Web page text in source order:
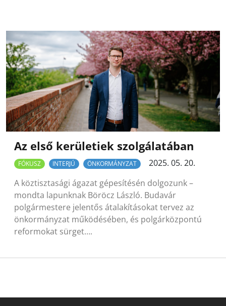
Az első kerületiek szolgálatában
FÓKUSZ INTERJÚ ÖNKORMÁNYZAT
2025. 05. 20.
A köztisztasági ágazat gépesítésén dolgozunk –
mondta lapunknak Böröcz László. Budavár
polgármestere jelentős átalakításokat tervez az
önkormányzat működésében, és polgárközpontú
reformokat sürget….